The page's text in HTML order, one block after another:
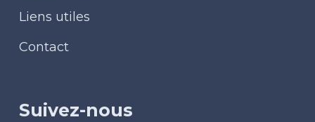
Liens utiles
Contact
Suivez-nous